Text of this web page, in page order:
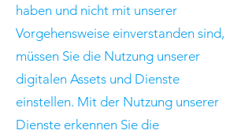
haben und nicht mit unserer
Vorgehensweise einverstanden sind,
müssen Sie die Nutzung unserer
digitalen Assets und Dienste
einstellen. Mit der Nutzung unserer
Dienste erkennen Sie die